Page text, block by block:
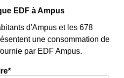
EDF à Ampus
d'Ampus et les 678
une consommation de
par EDF Ampus.